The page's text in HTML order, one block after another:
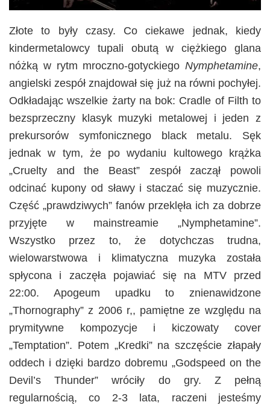
Złote to były czasy. Co ciekawe jednak, kiedy
kindermetalowcy tupali obutą w ciężkiego glana
nóżką w rytm mroczno-gotyckiego Nymphetamine,
angielski zespół znajdował się już na równi pochyłej.
Odkładając wszelkie żarty na bok: Cradle of Filth to
bezsprzeczny klasyk muzyki metalowej i jeden z
prekursorów symfonicznego black metalu. Sęk
jednak w tym, że po wydaniu kultowego krążka
„Cruelty and the Beast” zespół zaczął powoli
odcinać kupony od sławy i staczać się muzycznie.
Część „prawdziwych” fanów przeklęła ich za dobrze
przyjęte w mainstreamie „Nymphetamine”.
Wszystko przez to, że dotychczas trudna,
wielowarstwowa i klimatyczna muzyka została
spłycona i zaczęła pojawiać się na MTV przed
22:00. Apogeum upadku to znienawidzone
„Thornography” z 2006 r,, pamiętne ze względu na
prymitywne kompozycje i kiczowaty cover
„Temptation”. Potem „Kredki” na szczęście złapały
oddech i dzięki bardzo dobremu „Godspeed on the
Devil’s Thunder” wróciły do gry. Z pełną
regularnością, co 2-3 lata, raczeni jesteśmy